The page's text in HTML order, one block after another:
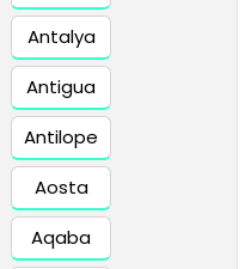
Antalya
Antigua
Antilope
Aosta
Aqaba